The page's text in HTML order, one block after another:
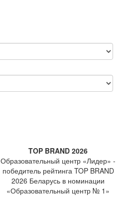
TOP BRAND 2026
Образовательный центр «Лидер» -
победитель рейтинга TOP BRAND
2026 Беларусь в номинации
«Образовательный центр № 1»